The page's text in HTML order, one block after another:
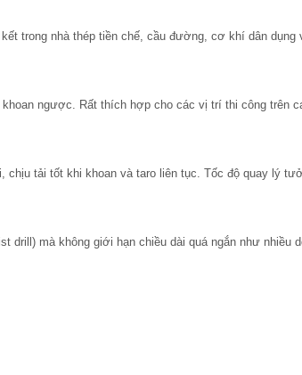
trong nhà thép tiền chế, cầu đường, cơ khí dân dụng
ngược. Rất thích hợp cho các vị trí thi công trên
chịu tải tốt khi khoan và taro liên tục. Tốc độ quay lý
drill) mà không giới hạn chiều dài quá ngắn như nhiều